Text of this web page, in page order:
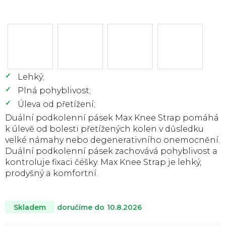
Skladem doručíme do 10.8.2026
Lehký;
Plná pohyblivost;
Úleva od přetížení;
Duální podkolenní pásek Max Knee Strap pomáhá
k úlevě od bolesti přetížených kolen v důsledku
velké námahy nebo degenerativního onemocnění.
Duální podkolenní pásek zachovává pohyblivost a
kontroluje fixaci čéšky. Max Knee Strap je lehký,
prodyšný a komfortní.